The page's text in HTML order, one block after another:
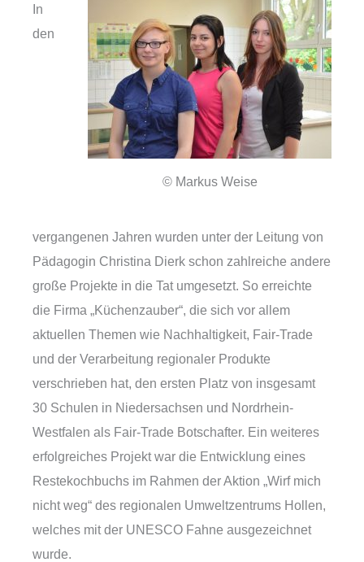
© Markus Weise
In
den
vergangenen Jahren wurden unter der Leitung von
Pädagogin Christina Dierk schon zahlreiche andere
große Projekte in die Tat umgesetzt. So erreichte
die Firma „Küchenzauber“, die sich vor allem
aktuellen Themen wie Nachhaltigkeit, Fair-Trade
und der Verarbeitung regionaler Produkte
verschrieben hat, den ersten Platz von insgesamt
30 Schulen in Niedersachsen und Nordrhein-
Westfalen als Fair-Trade Botschafter. Ein weiteres
erfolgreiches Projekt war die Entwicklung eines
Restekochbuchs im Rahmen der Aktion „Wirf mich
nicht weg“ des regionalen Umweltzentrums Hollen,
welches mit der UNESCO Fahne ausgezeichnet
wurde.